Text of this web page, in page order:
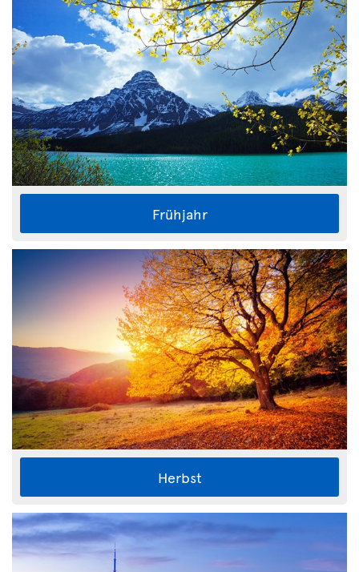
Frühjahr
Herbst